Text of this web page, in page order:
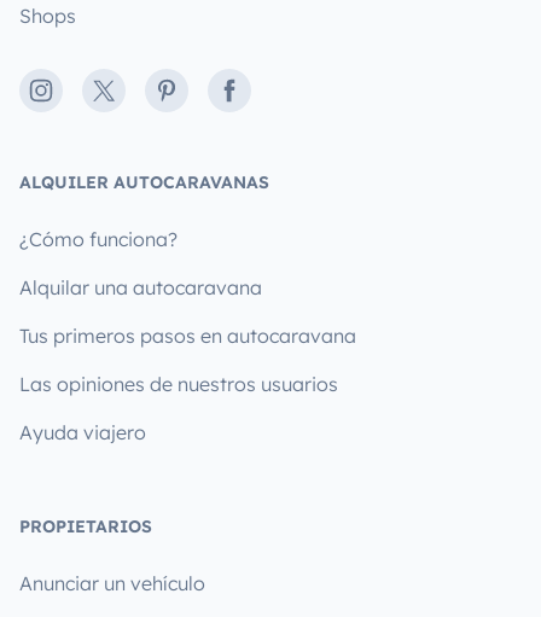
Shops
Instagram
X PinterestFacebook
ALQUILER AUTOCARAVANAS
¿Cómo funciona?
Alquilar una autocaravana
Tus primeros pasos en autocaravana
Las opiniones de nuestros usuarios
Ayuda viajero
PROPIETARIOS
Anunciar un vehículo